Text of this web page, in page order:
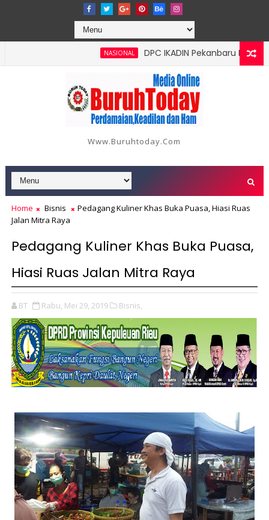
NASIONAL
DPC IKADIN Pekanbaru Kutuk
Perusak Mangrove Sagulung Diduga Kuasai Pengerukan
Www.buruhtoday.com
Home Bisnis
Pedagang Kuliner Khas Buka Puasa, Hiasi Ruas
Jalan Mitra Raya
Pedagang Kuliner Khas Buka Puasa,
Hiasi Ruas Jalan Mitra Raya
BT Rabu, Mei 29, 2019 Bisnis,